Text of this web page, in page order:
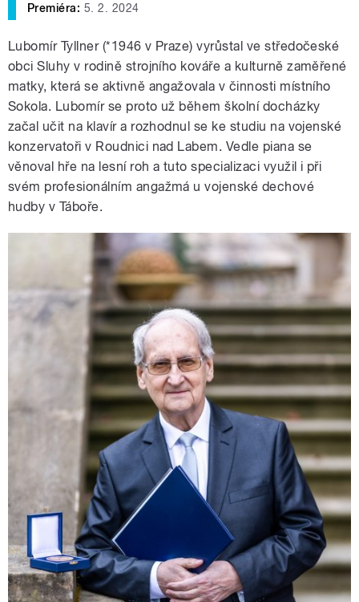
Premiéra: 5. 2. 2024
Lubomír Tyllner (*1946 v Praze) vyrůstal ve středočeské
obci Sluhy v rodině strojního kováře a kulturně zaměřené
matky, která se aktivně angažovala v činnosti místního
Sokola. Lubomír se proto už během školní docházky
začal učit na klavír a rozhodnul se ke studiu na vojenské
konzervatoři v Roudnici nad Labem. Vedle piana se
věnoval hře na lesní roh a tuto specializaci využil i při
svém profesionálním angažmá u vojenské dechové
hudby v Táboře.